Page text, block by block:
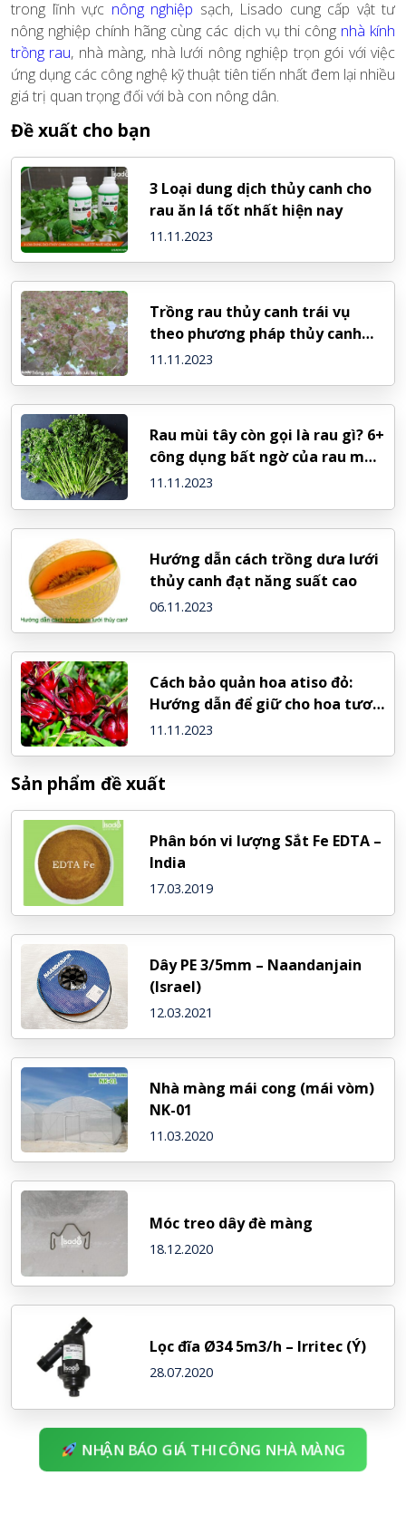
trong lĩnh vực nông nghiệp sạch, Lisado cung cấp vật tư
nông nghiệp chính hãng cùng các dịch vụ thi công nhà kính
trồng rau, nhà màng, nhà lưới nông nghiệp trọn gói với việc
ứng dụng các công nghệ kỹ thuật tiên tiến nhất đem lại nhiều
giá trị quan trọng đối với bà con nông dân.
Đề xuất cho bạn
3 Loại dung dịch thủy canh cho
rau ăn lá tốt nhất hiện nay
11.11.2023
Trồng rau thủy canh trái vụ
theo phương pháp thủy canh
hồi lưu
11.11.2023
Rau mùi tây còn gọi là rau gì? 6+
công dụng bất ngờ của rau mùi
tây
11.11.2023
Hướng dẫn cách trồng dưa lưới
thủy canh đạt năng suất cao
06.11.2023
Cách bảo quản hoa atiso đỏ:
Hướng dẫn để giữ cho hoa tươi
lâu
11.11.2023
Sản phẩm đề xuất
Phân bón vi lượng Sắt Fe EDTA –
India
17.03.2019
Dây PE 3/5mm – Naandanjain
(Israel)
12.03.2021
Nhà màng mái cong (mái vòm)
NK-01
11.03.2020
Móc treo dây đè màng
18.12.2020
Lọc đĩa Ø34 5m3/h – Irritec (Ý)
28.07.2020
NHẬN BÁO GIÁ THI CÔNG NHÀ MÀNG